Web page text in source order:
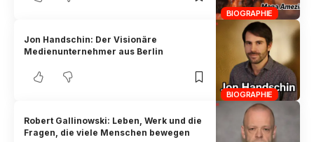
BIOGRAPHIE
BIOGRAPHIE
Jon Handschin: Der Visionäre
Medienunternehmer aus Berlin
Robert Gallinowski: Leben, Werk und die
Fragen, die viele Menschen bewegen